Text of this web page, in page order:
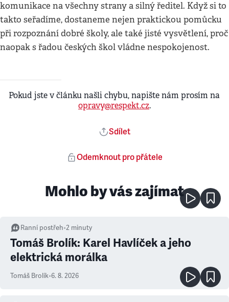
komunikace na všechny strany a silný ředitel. Když si to
takto seřadíme, dostaneme nejen praktickou pomůcku
při rozpoznání dobré školy, ale také jisté vysvětlení, proč
naopak s řadou českých škol vládne nespokojenost.
Pokud jste v článku našli chybu, napište nám prosím na
opravy@respekt.cz.
Sdílet
Odemknout pro přátele
Mohlo by vás zajímat
Ranní postřeh•2 minuty
Tomáš Brolík: Karel Havlíček a jeho
elektrická morálka
Tomáš Brolík•6. 8. 2026